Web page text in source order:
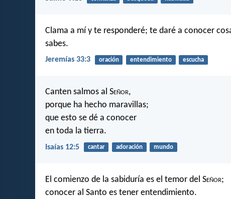
Clama a mí y te responderé; te daré a conocer
sabes.
Jeremías 33:3 oración entendimiento escucha
Canten salmos al Señor,
porque ha hecho maravillas;
que esto se dé a conocer
en toda la tierra.
Isaías 12:5 cantar adoración mundo
El comienzo de la sabiduría es el temor del Señor;
conocer al Santo es tener entendimiento.